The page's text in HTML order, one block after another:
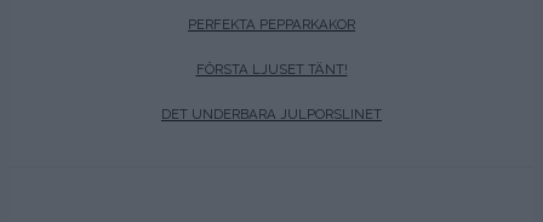
PERFEKTA PEPPARKAKOR
FÖRSTA LJUSET TÄNT!
DET UNDERBARA JULPORSLINET